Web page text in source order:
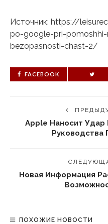
Источник: https://
po-google-pri-
bezopasnosti-chast-2/
FACEBOOK
Apple Наносит
Руководства
Новая Информация
ПОХОЖИЕ НОВОСТИ